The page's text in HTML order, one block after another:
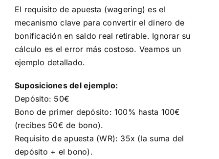
El requisito de apuesta (wagering) es el
mecanismo clave para convertir el dinero de
bonificación en saldo real retirable. Ignorar su
cálculo es el error más costoso. Veamos un
ejemplo detallado.
Suposiciones del ejemplo:
Depósito: 50€
Bono de primer depósito: 100% hasta 100€
(recibes 50€ de bono).
Requisito de apuesta (WR): 35x (la suma del
depósito + el bono).